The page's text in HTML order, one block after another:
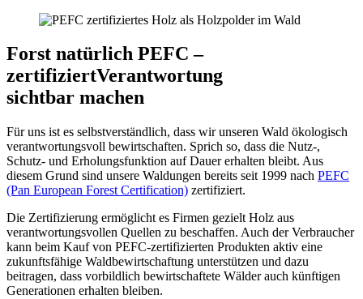
Forst natürlich PEFC –
zertifiziertVerantwortung
sichtbar machen
Für uns ist es selbstverständlich, dass wir unseren Wald ökologisch
verantwortungsvoll bewirtschaften. Sprich so, dass die Nutz-,
Schutz- und Erholungsfunktion auf Dauer erhalten bleibt. Aus
diesem Grund sind unsere Waldungen bereits seit 1999 nach PEFC
(Pan European Forest Certification) zertifiziert.
Die Zertifizierung ermöglicht es Firmen gezielt Holz aus
verantwortungsvollen Quellen zu beschaffen. Auch der Verbraucher
kann beim Kauf von PEFC-zertifizierten Produkten aktiv eine
zukunftsfähige Waldbewirtschaftung unterstützen und dazu
beitragen, dass vorbildlich bewirtschaftete Wälder auch künftigen
Generationen erhalten bleiben.